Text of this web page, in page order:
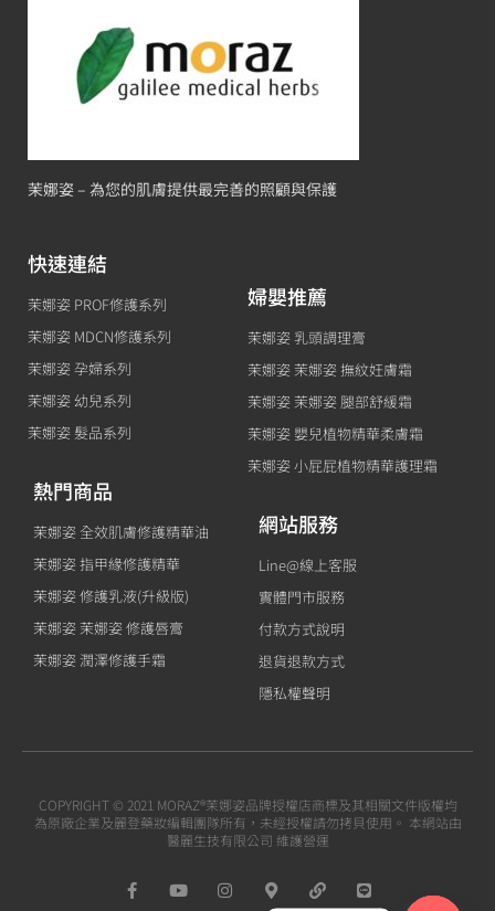
茉娜姿 – 為您的肌膚提供最完善的照顧與保護
快速連結
茉娜姿 PROF修護系列
茉娜姿 MDCN修護系列
茉娜姿 孕婦系列
茉娜姿 幼兒系列
茉娜姿 髮品系列
婦嬰推薦
茉娜姿 乳頭調理膏
茉娜姿 茉娜姿 撫紋妊膚霜
茉娜姿 茉娜姿 腿部舒緩霜
茉娜姿 嬰兒植物精華柔膚霜
茉娜姿 小屁屁植物精華護理霜
熱門商品
茉娜姿 全效肌膚修護精華油
茉娜姿 指甲緣修護精華
茉娜姿 修護乳液(升級版)
茉娜姿 茉娜姿 修護唇膏
茉娜姿 潤澤修護手霜
網站服務
Line@線上客服
實體門市服務
付款方式說明
退貨退款方式
隱私權聲明
COPYRIGHT © 2021 MORAZ®茉娜姿品牌授權店商標及其相關文件版權均
為原廠企業及麗登藥妝編輯團隊所有，未經授權請勿拷貝使用。 本網站由
醫麗生技有限公司 維護營運
a
c
o
u
n
s
a
p
i
n
i
n